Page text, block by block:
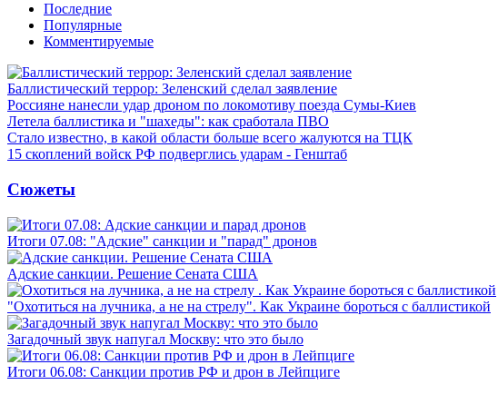
Последние
Популярные
Комментируемые
Баллистический террор: Зеленский сделал заявление
Россияне нанесли удар дроном по локомотиву поезда Сумы-Киев
Летела баллистика и "шахеды": как сработала ПВО
Стало известно, в какой области больше всего жалуются на ТЦК
15 скоплений войск РФ подверглись ударам - Генштаб
Сюжеты
Итоги 07.08: "Адские" санкции и "парад" дронов
Адские санкции. Решение Сената США
"Охотиться на лучника, а не на стрелу". Как Украине бороться с баллистикой
Загадочный звук напугал Москву: что это было
Итоги 06.08: Санкции против РФ и дрон в Лейпциге